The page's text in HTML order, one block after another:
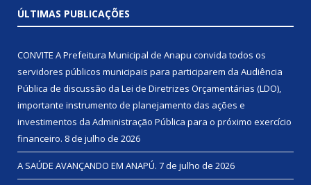
ÚLTIMAS PUBLICAÇÕES
CONVITE A Prefeitura Municipal de Anapu convida todos os
servidores públicos municipais para participarem da Audiência
Pública de discussão da Lei de Diretrizes Orçamentárias (LDO),
importante instrumento de planejamento das ações e
investimentos da Administração Pública para o próximo exercício
financeiro. 8 de julho de 2026
A SAÚDE AVANÇANDO EM ANAPÚ. 7 de julho de 2026